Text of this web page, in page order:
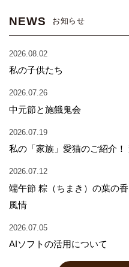
NEWS お知らせ
2026.08.02
私の子供たち
2026.07.26
中元節と施餓鬼会
2026.07.19
私の「家族」愛猫のご紹介！
2026.07.12
端午節 粽（ちまき）の葉の
風情
2026.07.05
AIソフトの活用について